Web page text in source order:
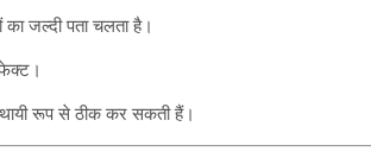
का जल्दी पता चलता है।
रूप से ठीक कर सकती हैं।